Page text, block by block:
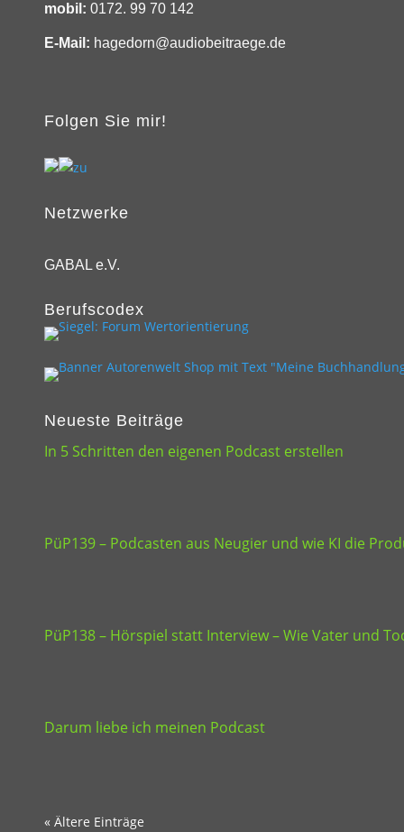
mobil: 0172. 99 70 142
E-Mail: hagedorn@audiobeitraege.de
Folgen Sie mir!
Netzwerke
GABAL e.V.
Berufscodex
Neueste Beiträge
In 5 Schritten den eigenen Podcast erstellen
PüP139 – Podcasten aus Neugier und wie KI die
PüP138 – Hörspiel statt Interview – Wie Vater und
Darum liebe ich meinen Podcast
« Ältere Einträge